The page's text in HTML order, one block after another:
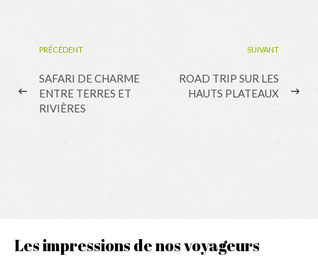
PRÉCÉDENT
SAFARI DE CHARME
ENTRE TERRES ET
RIVIÈRES
SUIVANT
ROAD TRIP SUR LES
HAUTS PLATEAUX
Les impressions de nos voyageurs